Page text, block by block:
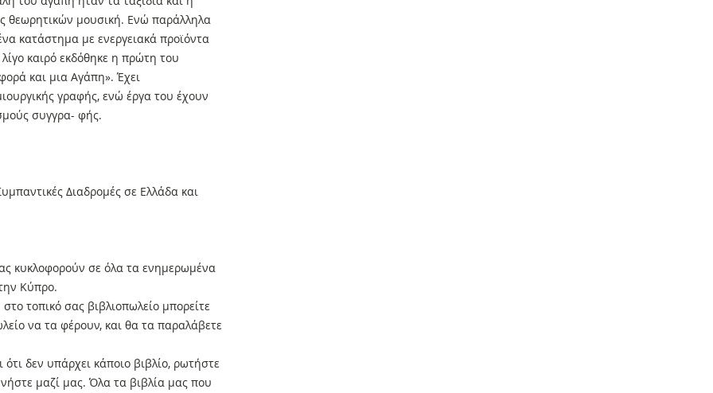
θεωρητικών μουσική. Ενώ παράλληλα
κατάστημα με ενεργειακά προϊόντα
καιρό εκδόθηκε η πρώτη του
και μια Αγάπη». Έχει
γραφής, ενώ έργα του έχουν
συγγρα- φής.
Διαδρομές σε Ελλάδα και
κυκλοφορούν σε όλα τα ενημερωμένα
Κύπρο.
τοπικό σας βιβλιοπωλείο μπορείτε
να τα φέρουν, και θα τα παραλάβετε
δεν υπάρχει κάποιο βιβλίο, ρωτήστε
μαζί μας. Όλα τα βιβλία μας που